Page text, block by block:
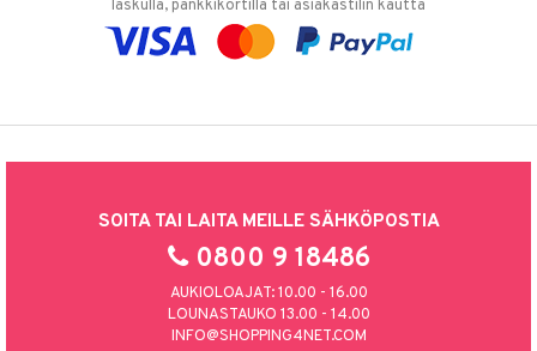
laskulla, pankkikortilla tai asiakastilin kautta
SOITA TAI LAITA MEILLE SÄHKÖPOSTIA
0800 9 18486
AUKIOLOAJAT: 10.00 - 16.00
LOUNASTAUKO 13.00 - 14.00
INFO@SHOPPING4NET.COM